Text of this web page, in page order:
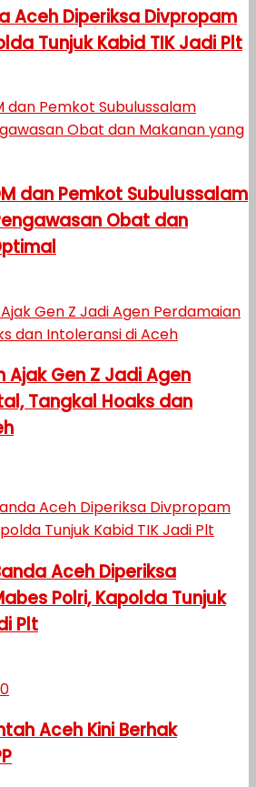
Aceh Diperiksa Divpropam
Tunjuk Kabid TIK Jadi Plt
dan Pemkot Subulussalam
Obat dan
Ajak Gen Z Jadi Agen
Tangkal Hoaks dan
Aceh Diperiksa
Polri, Kapolda Tunjuk
Plt
0
Aceh Kini Berhak